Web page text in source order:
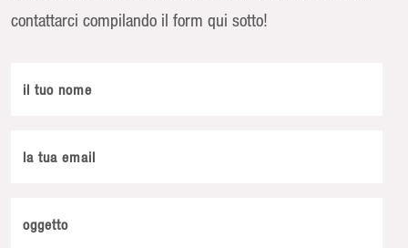
contattarci compilando il form qui sotto!
il tuo nome
la tua email
oggetto